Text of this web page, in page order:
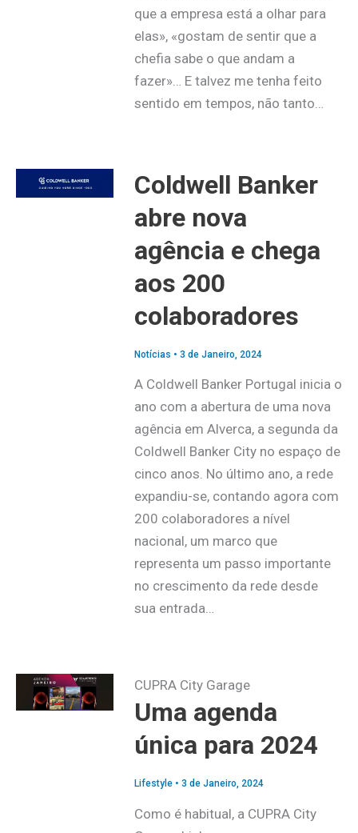
que a empresa está a olhar para
elas», «gostam de sentir que a
chefia sabe o que andam a
fazer»… E talvez me tenha feito
sentido em tempos, não tanto…
Coldwell Banker
abre nova
agência e chega
aos 200
colaboradores
Notícias • 3 de Janeiro, 2024
A Coldwell Banker Portugal inicia o
ano com a abertura de uma nova
agência em Alverca, a segunda da
Coldwell Banker City no espaço de
cinco anos. No último ano, a rede
expandiu-se, contando agora com
200 colaboradores a nível
nacional, um marco que
representa um passo importante
no crescimento da rede desde
sua entrada…
CUPRA City Garage
Uma agenda
única para 2024
Lifestyle• 3 de Janeiro, 2024
Como é habitual, a CUPRA City